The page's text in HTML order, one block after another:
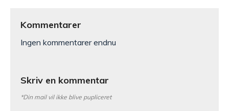
Kommentarer
Ingen kommentarer endnu
Skriv en kommentar
*Din mail vil ikke blive pupliceret